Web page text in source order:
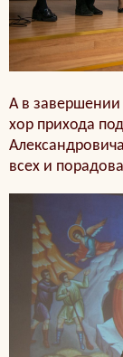
А в
хор прихода
всех и